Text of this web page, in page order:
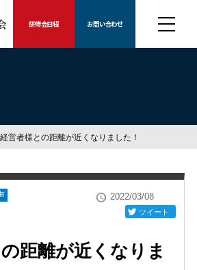
研修会日程 お問い合わせ
経営者様との距離が近くなりました！
2022/03/08
ツイート
距離が近くなりま